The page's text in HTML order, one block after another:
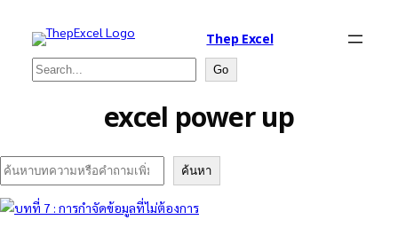
Thep Excel
Search Go
excel power up
Search ค้นหา